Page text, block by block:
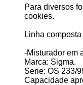
Para diversos
cookies.
Linha
-Misturador em
Marca: Sigma.
Serie: OS 233/
Capacidade